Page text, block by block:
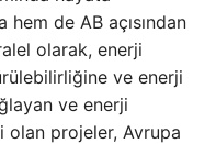
de AB açısından
olarak, enerji
ve enerji
ve enerji
projeler, Avrupa